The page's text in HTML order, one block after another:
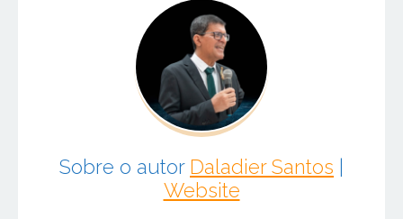
Sobre o autor Daladier Santos |
Website